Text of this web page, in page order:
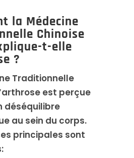
la Médecine
Chinoise
t-elle
?
Traditionnelle
est perçue
déséquilibre
au sein du corps.
principales sont